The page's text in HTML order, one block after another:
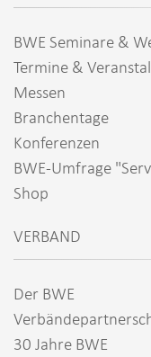
BWE Seminare &
Termine &
Messen
Branchentage
Konferenzen
BWE-Umfrage
Shop
VERBAND
Der BWE
30 Jahre BWE